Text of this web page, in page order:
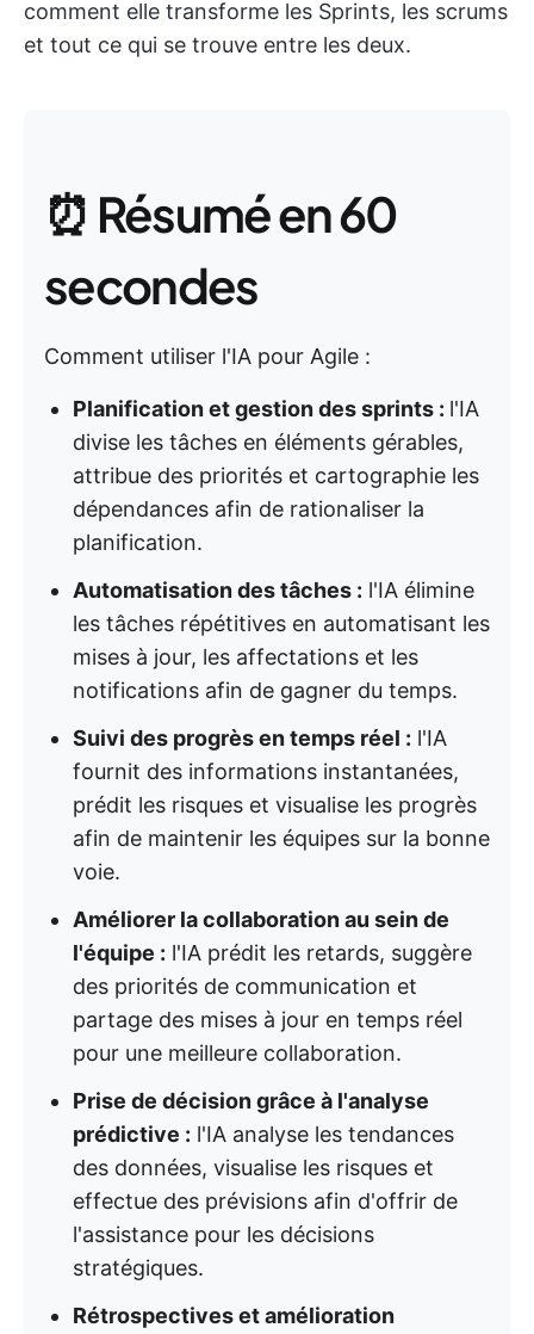
comment elle transforme les Sprints, les scrums
et tout ce qui se trouve entre les deux.
⏰ Résumé en 60
secondes
Comment utiliser l'IA pour Agile :
Planification et gestion des sprints : l'IA
divise les tâches en éléments gérables,
attribue des priorités et cartographie les
dépendances afin de rationaliser la
planification.
Automatisation des tâches : l'IA élimine
les tâches répétitives en automatisant les
mises à jour, les affectations et les
notifications afin de gagner du temps.
Suivi des progrès en temps réel : l'IA
fournit des informations instantanées,
prédit les risques et visualise les progrès
afin de maintenir les équipes sur la bonne
voie.
Améliorer la collaboration au sein de
l'équipe : l'IA prédit les retards, suggère
des priorités de communication et
partage des mises à jour en temps réel
pour une meilleure collaboration.
Prise de décision grâce à l'analyse
prédictive : l'IA analyse les tendances
des données, visualise les risques et
effectue des prévisions afin d'offrir de
l'assistance pour les décisions
stratégiques.
Rétrospectives et amélioration